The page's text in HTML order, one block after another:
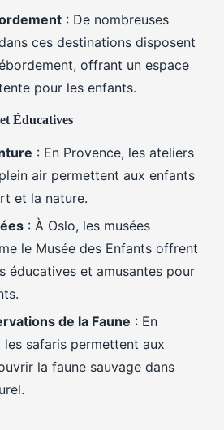
: De nombreuses
ces destinations disposent
offrant un espace
pour les enfants.
Éducatives
: En Provence, les ateliers
air permettent aux enfants
et la nature.
: À Oslo, les musées
le Musée des Enfants offrent
éducatives et amusantes pour
de la Faune : En
les safaris permettent aux
la faune sauvage dans